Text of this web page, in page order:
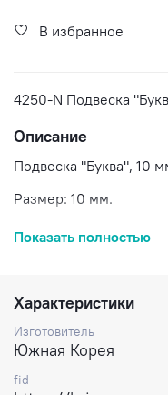
В избранное
4250-N Подвеска
Описание
Подвеска "Буква", 10
Размер: 10 мм.
Состав: сплав на
Цена указана за 1 букву.
Доставка по России.
Показать полностью
Характеристики
Изготовитель
Южная Корея
fid